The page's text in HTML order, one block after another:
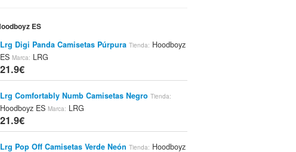
ES
Lrg Digi Panda Camisetas Púrpura Tienda: Hoodboyz
ES Marca: LRG
21.9€
Lrg Comfortably Numb Camisetas Negro Tienda:
Hoodboyz ES Marca: LRG
21.9€
Lrg Pop Off Camisetas Verde Neón Tienda: Hoodboyz